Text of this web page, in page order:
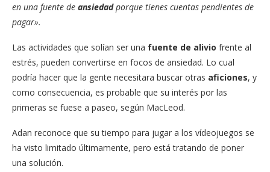
en una fuente de ansiedadporque tienes cuentas pendientes de
pagar».
Las actividades que solían ser una fuente de alivio frente al
estrés, pueden convertirse en focos de ansiedad. Lo cual
podría hacer que la gente necesitara buscar otras aficiones, y
como consecuencia, es probable que su interés por las
primeras se fuese a paseo, según MacLeod.
Adan reconoce que su tiempo para jugar a los vídeojuegos se
ha visto limitado últimamente, pero está tratando de poner
una solución.